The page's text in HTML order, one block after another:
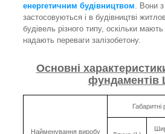
енергетичним будівництвом . Вони
застосовуються і в будівництві
будівель різного типу, оскільки
надають переваги залізобетону.
Основні
фундаментів
Найменування виробу